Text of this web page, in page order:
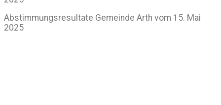
Abstimmungsresultate Gemeinde Arth vom 15. Mai
2025